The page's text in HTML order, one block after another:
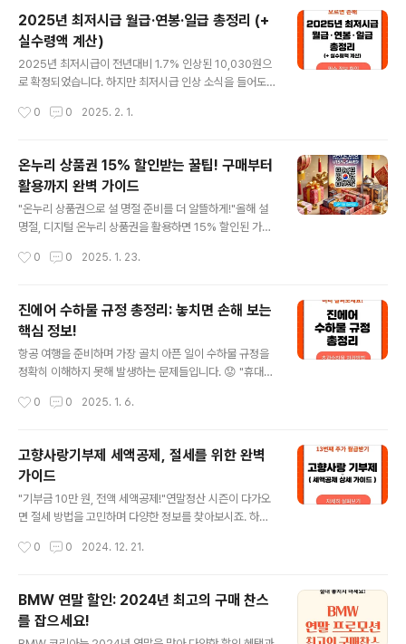
주시에 주민등록이 되어 있는 모든 시민이 지원 대상이며,
외국인(결혼이민자 및 영주권자 포함)도 신청 가능합니다.
지급 금액은 1인당 10만 원으로, 경기지역화폐 가맹점에서
자유롭게 사용할 수 있습니다. ⏳ 신청 기한은 2025년 2
받을 수 없습니다! 지금 바로 신청하고, 받을 수 있는 혜택
2025년 최저시급 월급·연봉·일급 총정리 (+
실수령액 계산)
2025년 최저시급이 전년대비 1.7% 인상된 10,030원으
로 확정되었습니다. 하지만 최저시급 인상 소식을 들어도
우가 많습니다. 최저시급만 보고 계산하면 안 되는 이유는
달라지기 때문입니다. 이번 글에서는 2025년 최저시급을
기준으로 월급, 연봉, 일급을 정확히 계산하고, 세금 공제
후 실수령액까지 알아보겠습니다. 최저임금이 올랐다고 해
서 월급이 무조건 오르는 것은 아니므로, 정확한 계산법을
미리 확인하고 손해 보지 않도록 준비하세요! ⬇⬇⬇ ✅
과 계산법이 궁금하다면? 주휴수당 계산법 보기 📌 2..
0 0 2025. 2. 1.
온누리 상품권 15% 할인받는 꿀팁! 구매부터
활용까지 완벽 가이드
"온누리 상품권으로 설 명절 준비를 더 알뜰하게!"올해 설
명절, 디지털 온누리 상품권을 활용하면 15% 할인된 가격
상품권은 QR코드 형태로 간편하게 사용할 수 있어 처음 사
하게 활용하는 팁까지 한눈에 확인할 수 있는 완벽 가이드
를 제공합니다. 온누리 상품권을 처음 접하신 분이라면, 이
글을 통해 부담 없이 시작해 보세요! 할인혜택 참여하기
> 할인 조건 다시 보기 – 꼭 확인해야 할 세부 사항들할인
할인율: 15% 할인구매 한도: 설 행사 기간 동안 최대 70
0 0 2025. 1. 23.
진에어 수하물 규정 총정리: 놓치면 손해 보는
핵심 정보!
항공 여행을 준비하며 가장 골치 아픈 일이 수하물 규정을
정확히 이해하지 못해 발생하는 문제들입니다. 😟 "휴대
이 무게를 초과해 예기치 못한 추가 요금을 낸다면?" 이런
지 마세요! ✈️ 이번 글에서는 진에어의 위탁 수하물과 휴대
수하물 규정을 체계적으로 정리해 드립니다. 크기와 무게
제한은 물론, 초과 요금을 피하는 실질적인 팁까지 제공합
니다. 사전에 규정을 꼼꼼히 읽고 챙겨서 불필요한 시간과
진에어를 이용할 때 알아야 할 위탁 수하물 규정은 다음과
0 0 2025. 1. 6.
고향사랑기부제 세액공제, 절세를 위한 완벽
가이드
"기부금 10만 원, 전액 세액공제!"연말정산 시즌이 다가오
면 절세 방법을 고민하며 다양한 정보를 찾아보시죠. 하지
는 방법은 아직 생소하지 않으신가요? 바로 고향사랑기부
세액공제 계산법과 실제 사례를 통해 어떻게 최대한의 혜
택을 받을 수 있는지 설명합니다. 초과 금액에 적용되는 1
6.5%의 공제율, 연간 최대 500만 원까지 가능한 공제 혜
0 0 2024. 12. 21.
BMW 연말 할인: 2024년 최고의 구매 찬스
를 잡으세요!